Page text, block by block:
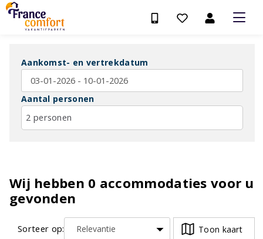
Aankomst- en vertrekdatum
Aantal personen
2 personen
Wij hebben 0 accommodaties voor u
gevonden
Sorteer op: Toon kaart